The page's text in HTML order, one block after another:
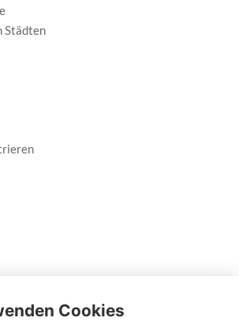
Städten
Cookies